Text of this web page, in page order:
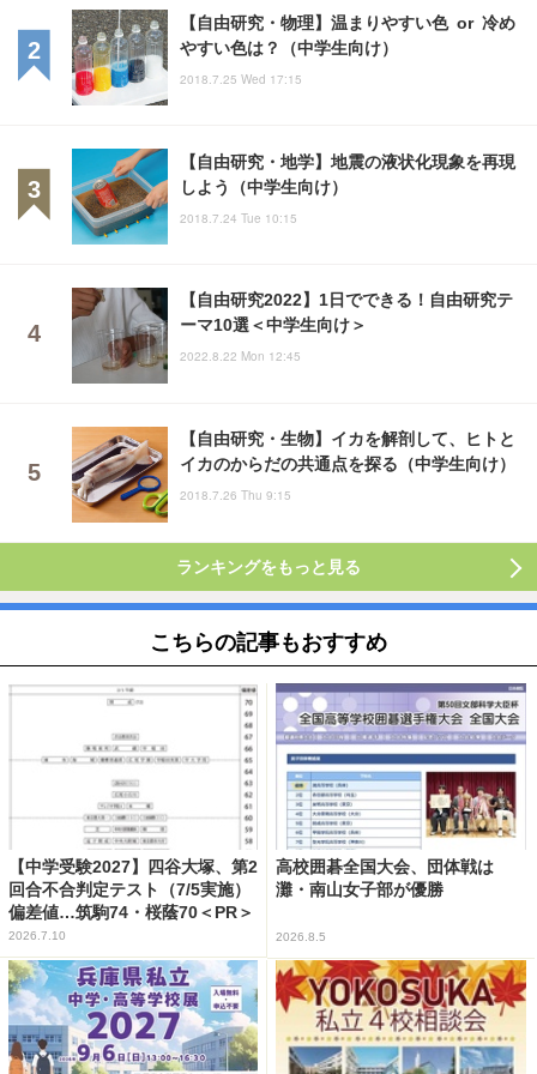
【自由研究・物理】温まりやすい色 or 冷め
やすい色は？（中学生向け）
2018.7.25 Wed 17:15
【自由研究・地学】地震の液状化現象を再現
しよう（中学生向け）
2018.7.24 Tue 10:15
【自由研究2022】1日でできる！自由研究テ
ーマ10選＜中学生向け＞
2022.8.22 Mon 12:45
【自由研究・生物】イカを解剖して、ヒトと
イカのからだの共通点を探る（中学生向け）
2018.7.26 Thu 9:15
ランキングをもっと見る
こちらの記事もおすすめ
【中学受験2027】四谷大塚、第2
回合不合判定テスト（7/5実施）
偏差値…筑駒74・桜蔭70＜PR＞
2026.7.10
高校囲碁全国大会、団体戦は
灘・南山女子部が優勝
2026.8.5